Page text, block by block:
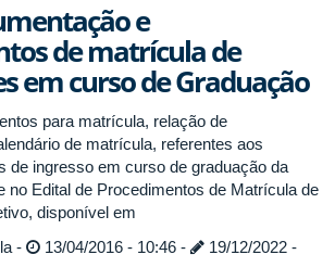
e
de matrícula de
em curso de Graduação
para matrícula, relação de
de matrícula, referentes aos
de ingresso em curso de graduação da
no Edital de Procedimentos de Matrícula de
disponível em
-
13/04/2016 - 10:46 -
19/12/2022 -